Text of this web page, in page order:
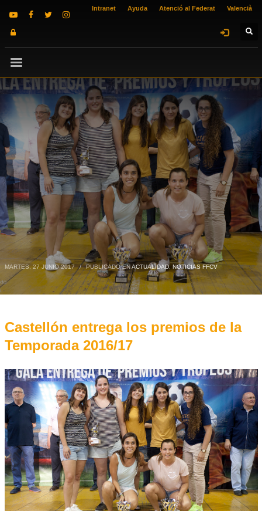
Intranet Ayuda Atenció al Federat Valencià
MARTES, 27 JUNIO 2017 / PUBLICADO ENACTUALIDAD, NOTICIAS FFCV
Castellón entrega los premios de la
Temporada 2016/17